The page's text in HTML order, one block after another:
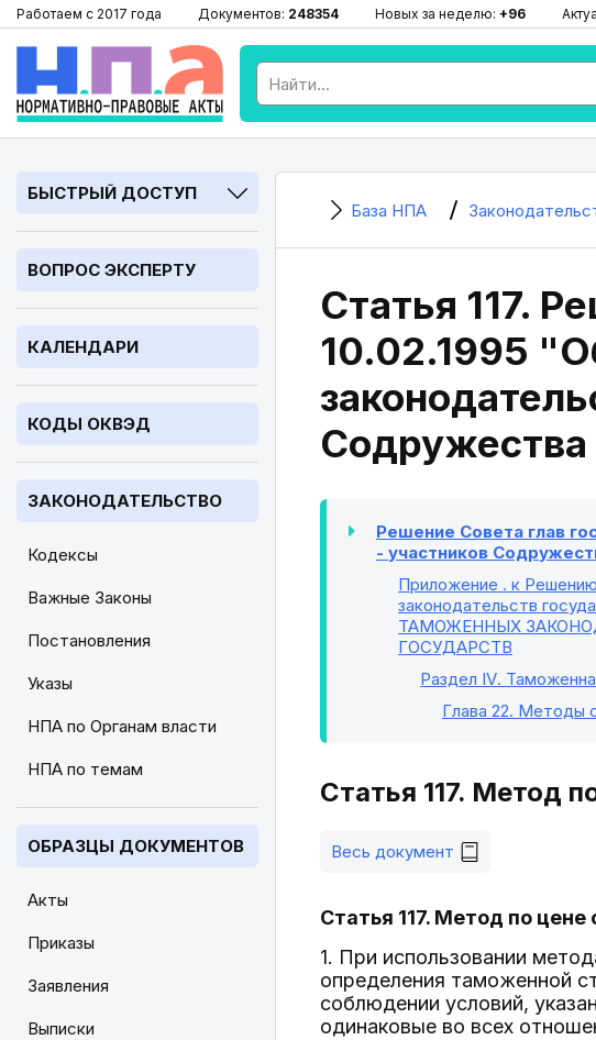
Работаем с 2017 года Документов: 248354 Новых за неделю: +96
БЫСТРЫЙ ДОСТУП
ВОПРОС ЭКСПЕРТУ
КАЛЕНДАРИ
КОДЫ ОКВЭД
ЗАКОНОДАТЕЛЬСТВО
Кодексы
Важные Законы
Постановления
Указы
НПА по Органам власти
НПА по темам
ОБРАЗЦЫ ДОКУМЕНТОВ
Акты
Приказы
Заявления
Выписки
База НПА
Статья 117.
10.02.1995
Содружества
Решение Совета глав
- участников
Приложение . к
законодательств
ТАМОЖЕННЫХ
ГОСУДАРСТВ
Раздел IV.
Глава 22. Методы
Статья 117. Метод
Весь документ
Статья 117. Метод по
1. При использовании
определения таможенной
соблюдении условий,
одинаковые во всех